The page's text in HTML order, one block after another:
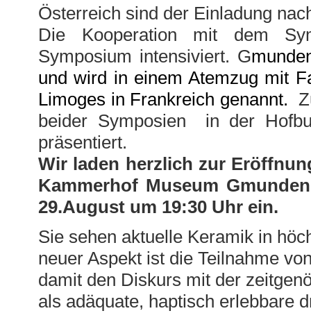
Österreich sind der Einladung
Die Kooperation mit dem
Symposium intensiviert. G
und wird in einem Atemzug mit
Limoges in Frankreich genannt.
beider Symposien in der
präsentiert.
Wir laden herzlich zur
Kammerhof Museum
29.August um 19:30 Uhr ein.
Sie sehen aktuelle Keramik in
neuer Aspekt ist die Teilnahme
damit den Diskurs mit der
als adäquate, haptisch erlebbare